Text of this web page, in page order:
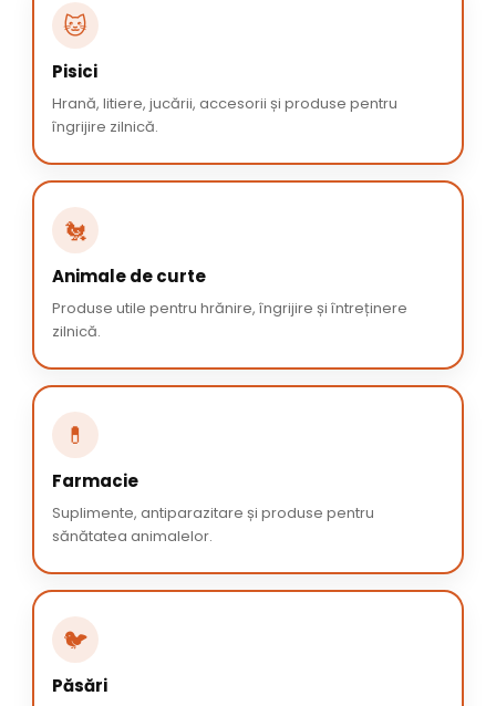
🐱
Pisici
Hrană, litiere, jucării, accesorii și produse pentru
îngrijire zilnică.
🐔
Animale de curte
Produse utile pentru hrănire, îngrijire și întreținere
zilnică.
💊
Farmacie
Suplimente, antiparazitare și produse pentru
sănătatea animalelor.
🐦
Păsări